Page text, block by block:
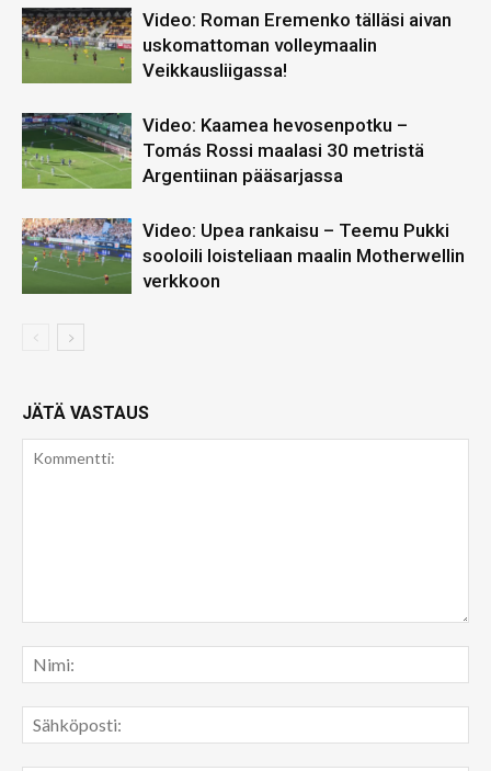
Video: Roman Eremenko tälläsi aivan
uskomattoman volleymaalin
Veikkausliigassa!
Video: Kaamea hevosenpotku –
Tomás Rossi maalasi 30 metristä
Argentiinan pääsarjassa
Video: Upea rankaisu – Teemu Pukki
sooloili loisteliaan maalin Motherwellin
verkkoon
JÄTÄ VASTAUS